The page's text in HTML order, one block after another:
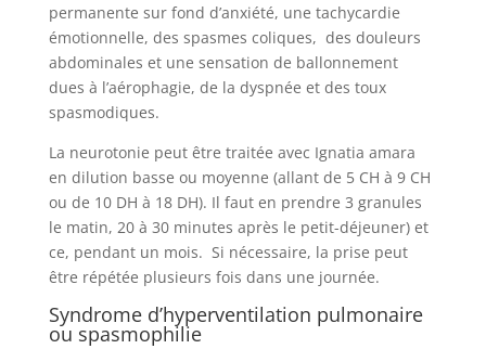
permanente sur fond d’anxiété, une tachycardie
émotionnelle, des spasmes coliques, des douleurs
abdominales et une sensation de ballonnement
dues à l’aérophagie, de la dyspnée et des toux
spasmodiques.
La neurotonie peut être traitée avec Ignatia amara
en dilution basse ou moyenne (allant de 5 CH à 9 CH
ou de 10 DH à 18 DH). Il faut en prendre 3 granules
le matin, 20 à 30 minutes après le petit-déjeuner) et
ce, pendant un mois. Si nécessaire, la prise peut
être répétée plusieurs fois dans une journée.
Syndrome d’hyperventilation pulmonaire
ou spasmophilie